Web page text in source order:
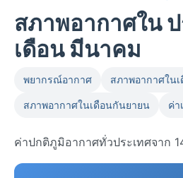
สภาพอากาศใน
เดือน มีนาคม
พยากรณ์อากาศ สภาพอากาศใน
สภาพอากาศในเดือนกันยายน ค่า
ค่าปกติภูมิอากาศทั่วประเทศจาก